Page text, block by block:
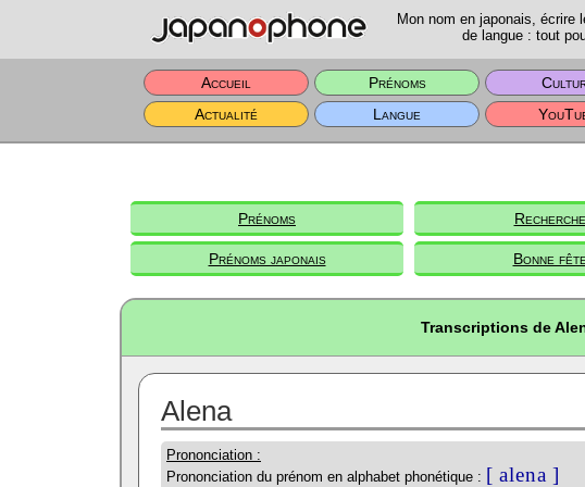
Mon nom en japonais, écrire
de langue : tout
Accueil Prénoms
Actualité
Langue
Prénoms Recherche
Prénoms japonais Bonne fête
Transcriptions de
Alena
Prononciation :
Prononciation du prénom en alphabet phonétique : [ alena ]